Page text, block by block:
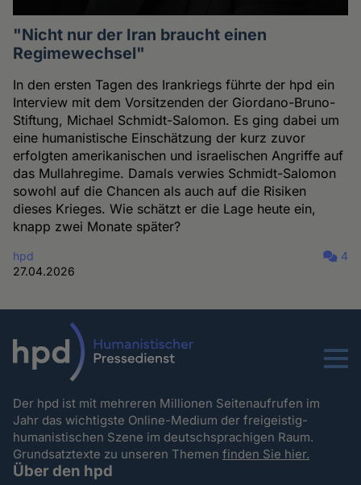
"Nicht nur der Iran braucht einen
Regimewechsel"
In den ersten Tagen des Irankriegs führte der hpd ein
Interview mit dem Vorsitzenden der Giordano-Bruno-
Stiftung, Michael Schmidt-Salomon. Es ging dabei um
eine humanistische Einschätzung der kurz zuvor
erfolgten amerikanischen und israelischen Angriffe auf
das Mullahregime. Damals verwies Schmidt-Salomon
sowohl auf die Chancen als auch auf die Risiken
dieses Krieges. Wie schätzt er die Lage heute ein,
knapp zwei Monate später?
hpd
27.04.2026
4
Menu
Der hpd ist mit mehreren Millionen Seitenaufrufen im
Jahr das wichtigste Online-Medium der freigeistig-
humanistischen Szene im deutschsprachigen Raum.
Grundsatztexte zu unseren Themenfinden Sie hier.
Über den hpd